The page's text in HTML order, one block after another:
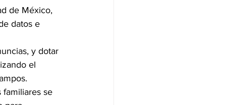
de México,
datos e
y dotar
el
se